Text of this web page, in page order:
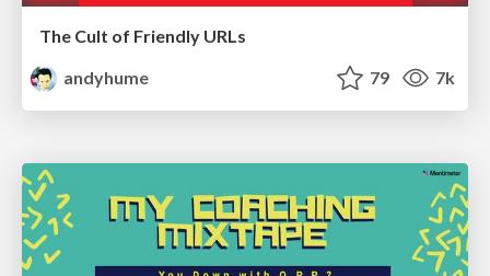
The Cult of Friendly URLs
andyhume
79 7k